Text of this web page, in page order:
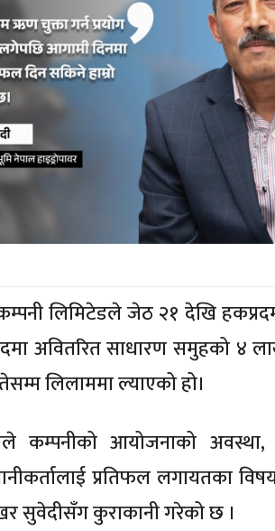
कम्पनी लिमिटेडले जेठ २१ देखि
अवितरित साधारण समुहको ४
लिलाममा ल्याएको हो।
कम्पनीको आयोजनाको अवस्था,
प्रतिफल लगायतका
सुवेदीसँग कुराकानी गरेको छ ।